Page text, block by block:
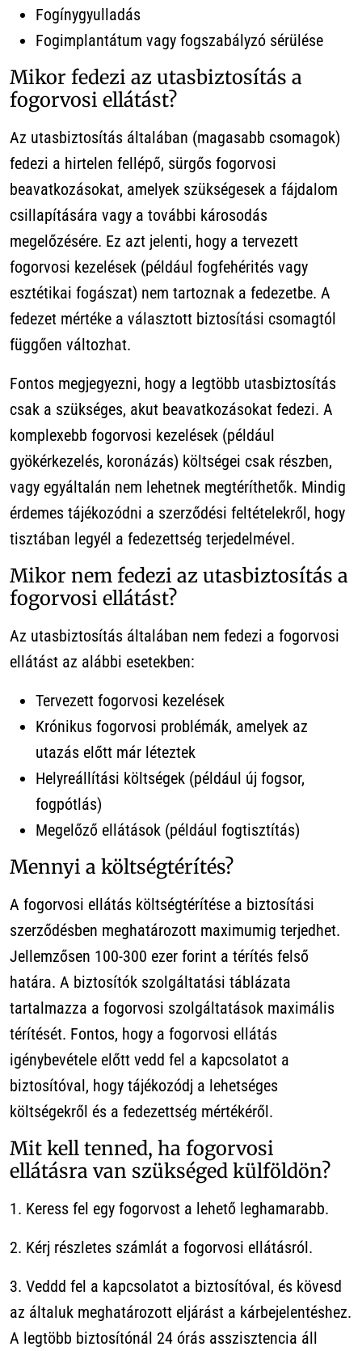
Fogínygyulladás
Fogimplantátum vagy fogszabályzó sérülése
Mikor fedezi az utasbiztosítás a
fogorvosi ellátást?
Az utasbiztosítás általában (magasabb csomagok)
fedezi a hirtelen fellépő, sürgős fogorvosi
beavatkozásokat, amelyek szükségesek a fájdalom
csillapítására vagy a további károsodás
megelőzésére. Ez azt jelenti, hogy a tervezett
fogorvosi kezelések (például fogfehérités vagy
esztétikai fogászat) nem tartoznak a fedezetbe. A
fedezet mértéke a választott biztosítási csomagtól
függően változhat.
Fontos megjegyezni, hogy a legtöbb utasbiztosítás
csak a szükséges, akut beavatkozásokat fedezi. A
komplexebb fogorvosi kezelések (például
gyökérkezelés, koronázás) költségei csak részben,
vagy egyáltalán nem lehetnek megtéríthetők. Mindig
érdemes tájékozódni a szerződési feltételekről, hogy
tisztában legyél a fedezettség terjedelmével.
Mikor nem fedezi az utasbiztosítás a
fogorvosi ellátást?
Az utasbiztosítás általában nem fedezi a fogorvosi
ellátást az alábbi esetekben:
Tervezett fogorvosi kezelések
Krónikus fogorvosi problémák, amelyek az
utazás előtt már léteztek
Helyreállítási költségek (például új fogsor,
fogpótlás)
Megelőző ellátások (például fogtisztítás)
Mennyi a költségtérítés?
A fogorvosi ellátás költségtérítése a biztosítási
szerződésben meghatározott maximumig terjedhet.
Jellemzősen 100-300 ezer forint a térítés felső
határa. A biztosítók szolgáltatási táblázata
tartalmazza a fogorvosi szolgáltatások maximális
térítését. Fontos, hogy a fogorvosi ellátás
igénybevétele előtt vedd fel a kapcsolatot a
biztosítóval, hogy tájékozódj a lehetséges
költségekről és a fedezettség mértékéről.
Mit kell tenned, ha fogorvosi
ellátásra van szükséged külföldön?
1. Keress fel egy fogorvost a lehető leghamarabb.
2. Kérj részletes számlát a fogorvosi ellátásról.
3. Veddd fel a kapcsolatot a biztosítóval, és kövesd
az általuk meghatározott eljárást a kárbejelentéshez.
A legtöbb biztosítónál 24 órás asszisztencia áll